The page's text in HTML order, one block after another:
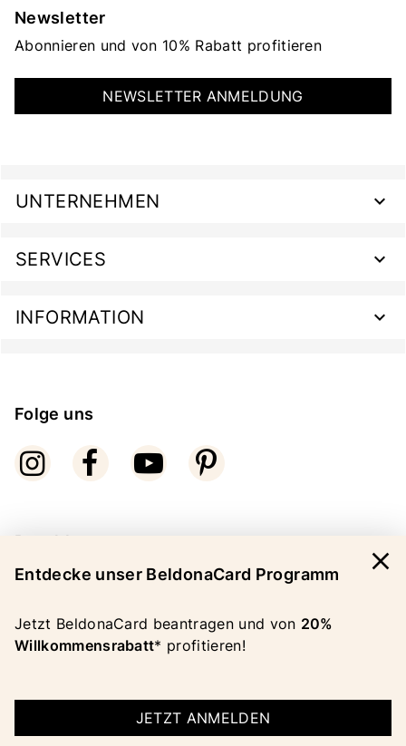
Newsletter
Abonnieren und von 10% Rabatt profitieren
NEWSLETTER ANMELDUNG
UNTERNEHMEN
SERVICES
INFORMATION
Folge uns
Bezahlarten
AGB|DATENSCHUTZ
Entdecke unser BeldonaCard Programm
Jetzt BeldonaCard beantragen und von 20%
Willkommensrabatt* profitieren!
JETZT ANMELDEN
close